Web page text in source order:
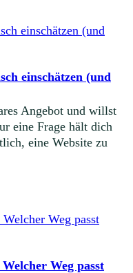
einschätzen (und
Angebot und willst
eine Frage hält dich
eine Website zu
Weg passt